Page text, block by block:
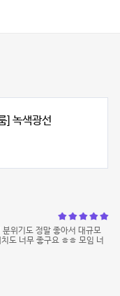
] 녹색광선
위기도 정말 좋아서 대규모
도 너무 좋구요 ㅎㅎ 모임 너